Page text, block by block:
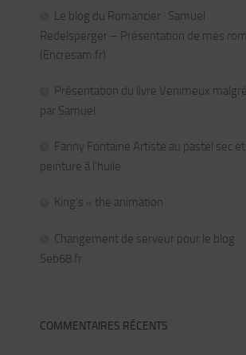
Le blog du Romancier : Samuel
Redelsperger – Présentation de mes
(Encresam.fr)
Présentation du livre Venimeux
par Samuel
Fanny Fontaine Artiste au pastel sec et
peinture à l’huile
King’s « the animation
Changement de serveur pour le blog
Seb68.fr
COMMENTAIRES RÉCENTS